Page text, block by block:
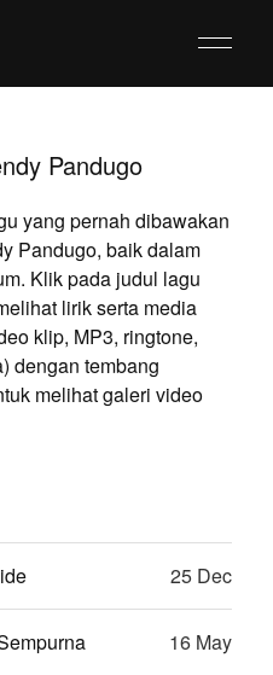
Pandugo
yang pernah dibawakan
Pandugo, baik dalam
Klik pada judul lagu
lirik serta media
klip, MP3, ringtone,
dengan tembang
melihat galeri video
25 Dec
16 May